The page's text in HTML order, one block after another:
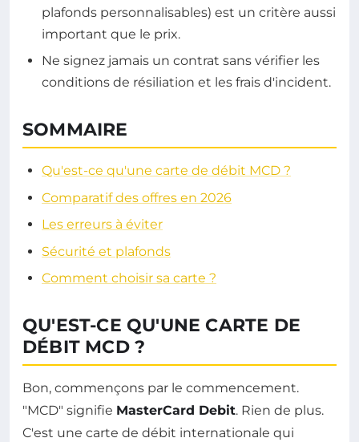
plafonds personnalisables) est un critère aussi
important que le prix.
Ne signez jamais un contrat sans vérifier les
conditions de résiliation et les frais d'incident.
SOMMAIRE
Qu'est-ce qu'une carte de débit MCD ?
Comparatif des offres en 2026
Les erreurs à éviter
Sécurité et plafonds
Comment choisir sa carte ?
QU'EST-CE QU'UNE CARTE DE
DÉBIT MCD ?
Bon, commençons par le commencement.
"MCD" signifie MasterCard Debit. Rien de plus.
C'est une carte de débit internationale qui